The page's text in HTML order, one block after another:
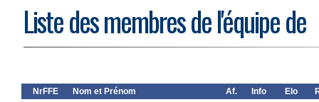
Liste des membres de l'équipe de
NrFFE Nom et Prénom Af. Info Elo